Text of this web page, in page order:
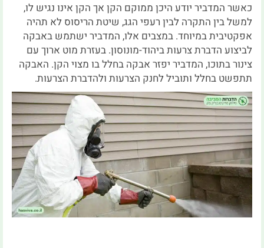
כאשר המדביר יודע היכן ממוקם הקן אך הקן אינו נגיש לו,
למשל בין התקרה לבין רעפי הגג, שיטת הריסוס לא תהיה
אפקטיבית במיוחד. במצבים אלו, המדביר ישתמש באבקה
לביצוע הדברת צרעות ביהוד-מונוסון. בעזרת מוט ארוך עם
צינור בתוכו, המדביר יפזר אבקה בחלל בו מצוי הקן. האבקה
תתפשט בחלל ותוביל לחנק הצרעות ולהדברת הצרעות.